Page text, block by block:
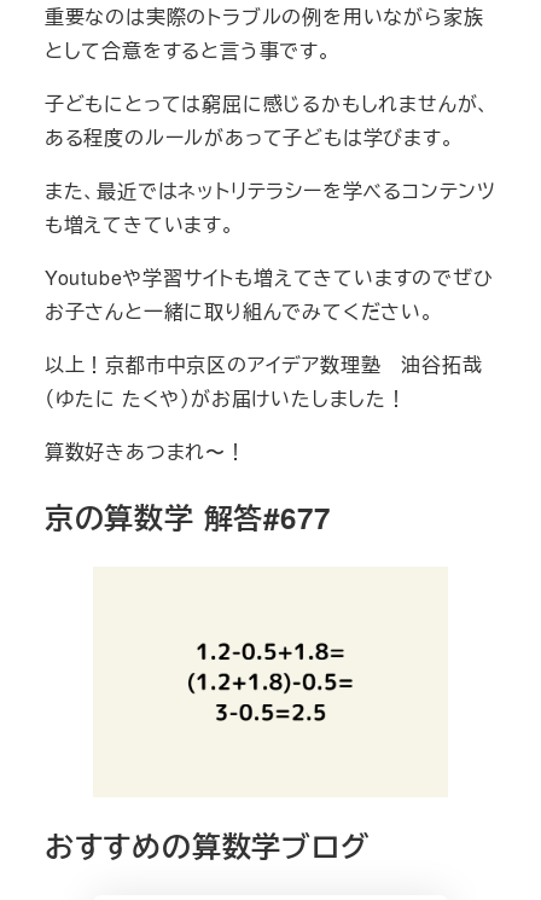
重要なのは実際のトラブルの例を用いながら家族
として合意をすると言う事です。
子どもにとっては窮屈に感じるかもしれませんが、
ある程度のルールがあって子どもは学びます。
また、最近ではネットリテラシーを学べるコンテンツ
も増えてきています。
Youtubeや学習サイトも増えてきていますのでぜひ
お子さんと一緒に取り組んでみてください。
以上！京都市中京区のアイデア数理塾 油谷拓哉
（ゆたに たくや）がお届けいたしました！
算数好きあつまれ〜！
京の算数学 解答#677
おすすめの算数学ブログ